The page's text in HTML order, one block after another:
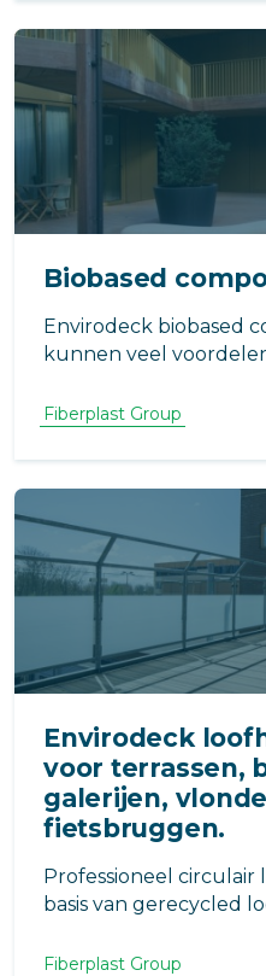
Biobased
Envirodeck biobased
kunnen veel
zijn bijzonder kleurvast.
Fiberplast Group
Envirodeck
voor terrassen,
galerijen,
fietsbruggen.
Professioneel
basis van gerecycled
bijna niet. Remontabel
Fiberplast Group